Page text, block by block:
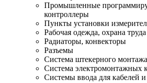
Промышленные
контроллеры
Пункты установки
Рабочая одежда, охрана труда
Радиаторы, конвекторы
Разъемы
Система штекерного
Система электромонтажных
Системы ввода для кабелей